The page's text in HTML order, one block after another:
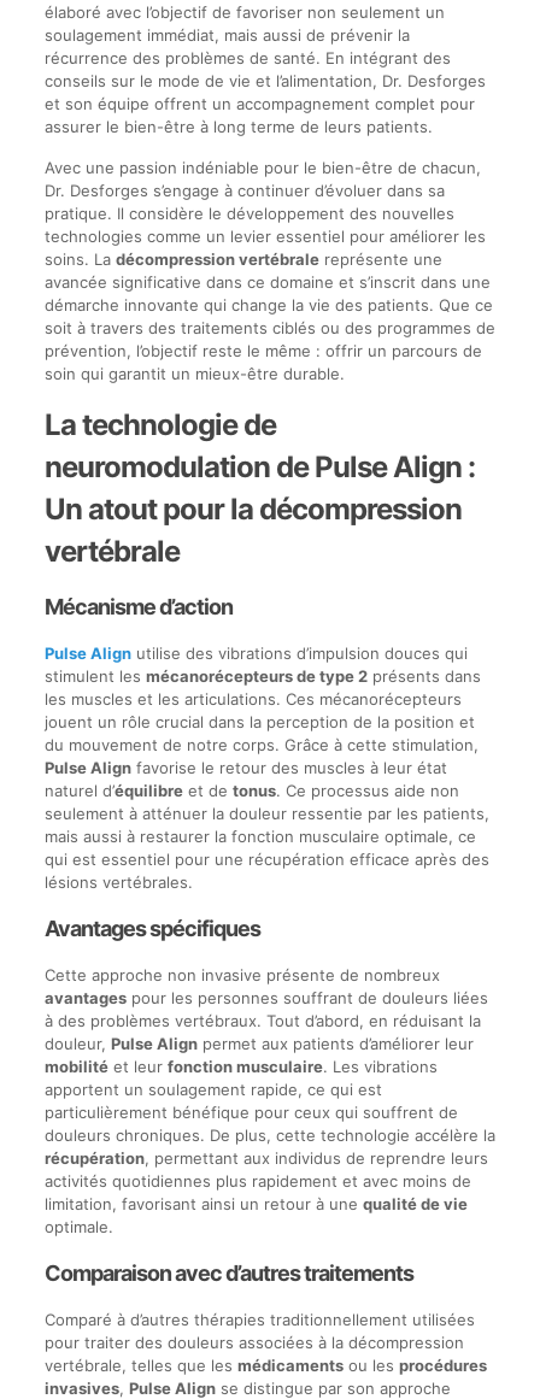
élaboré avec l’objectif de favoriser non seulement un
soulagement immédiat, mais aussi de prévenir la
récurrence des problèmes de santé. En intégrant des
conseils sur le mode de vie et l’alimentation, Dr. Desforges
et son équipe offrent un accompagnement complet pour
assurer le bien-être à long terme de leurs patients.
Avec une passion indéniable pour le bien-être de chacun,
Dr. Desforges s’engage à continuer d’évoluer dans sa
pratique. Il considère le développement des nouvelles
technologies comme un levier essentiel pour améliorer les
soins. La décompression vertébralereprésente une
avancée significative dans ce domaine et s’inscrit dans une
démarche innovante qui change la vie des patients. Que ce
soit à travers des traitements ciblés ou des programmes de
prévention, l’objectif reste le même : offrir un parcours de
soin qui garantit un mieux-être durable.
La technologie de
neuromodulation de Pulse Align :
Un atout pour la décompression
vertébrale
Mécanisme d’action
Pulse Alignutilise des vibrations d’impulsion douces qui
stimulent les mécanorécepteurs de type 2présents dans
les muscles et les articulations. Ces mécanorécepteurs
jouent un rôle crucial dans la perception de la position et
du mouvement de notre corps. Grâce à cette stimulation,
Pulse Alignfavorise le retour des muscles à leur état
naturel d’équilibreet de tonus. Ce processus aide non
seulement à atténuer la douleur ressentie par les patients,
mais aussi à restaurer la fonction musculaire optimale, ce
qui est essentiel pour une récupération efficace après des
lésions vertébrales.
Avantages spécifiques
Cette approche non invasive présente de nombreux
avantagespour les personnes souffrant de douleurs liées
à des problèmes vertébraux. Tout d’abord, en réduisant la
douleur, Pulse Alignpermet aux patients d’améliorer leur
mobilitéet leur fonction musculaire. Les vibrations
apportent un soulagement rapide, ce qui est
particulièrement bénéfique pour ceux qui souffrent de
douleurs chroniques. De plus, cette technologie accélère la
récupération, permettant aux individus de reprendre leurs
activités quotidiennes plus rapidement et avec moins de
limitation, favorisant ainsi un retour à une qualité de vie
optimale.
Comparaison avec d’autres traitements
Comparé à d’autres thérapies traditionnellement utilisées
pour traiter des douleurs associées à la décompression
vertébrale, telles que les médicamentsou les procédures
invasives, Pulse Alignse distingue par son approche